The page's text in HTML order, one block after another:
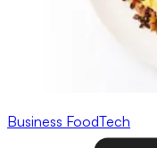
Business FoodTech